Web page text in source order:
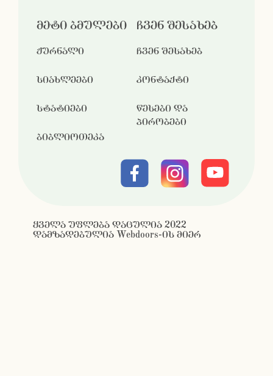
მეტი ბმულები
ჟურნალი
სიახლეები
სტატიები
ბიბლიოთეკა
ჩვენ შესახებ
ჩვენ შესახებ
კონტაქტი
წესები და
პირობები
ყველა უფლება დაცულია 2022
დამზადებულია Webdoors-ის მიერ